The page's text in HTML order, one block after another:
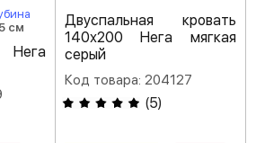
см
Нега
Двуспальная кровать
140х200 Нега мягкая
серый
Код товара: 204127
(5)